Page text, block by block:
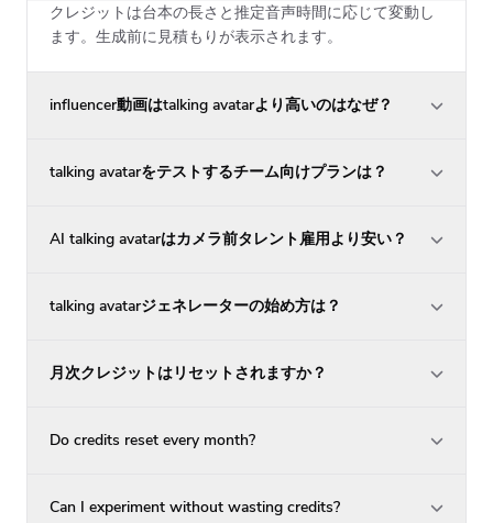
クレジットは台本の長さと推定音声時間に応じて変動し
ます。生成前に見積もりが表示されます。
influencer動画はtalking avatarより高いのはなぜ？
talking avatarをテストするチーム向けプランは？
AI talking avatarはカメラ前タレント雇用より安い？
talking avatarジェネレーターの始め方は？
月次クレジットはリセットされますか？
Do credits reset every month?
Can I experiment without wasting credits?